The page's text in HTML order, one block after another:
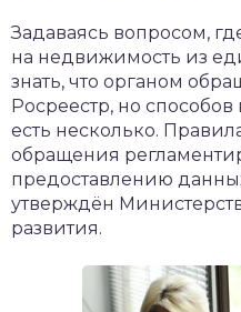
Задаваясь вопросом,
на недвижимость из
знать, что органом
Росреестр, но способов
есть несколько.
обращения
предоставлению
утверждён
развития.